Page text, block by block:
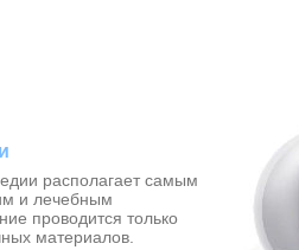
располагает самым
и лечебным
проводится только
материалов.